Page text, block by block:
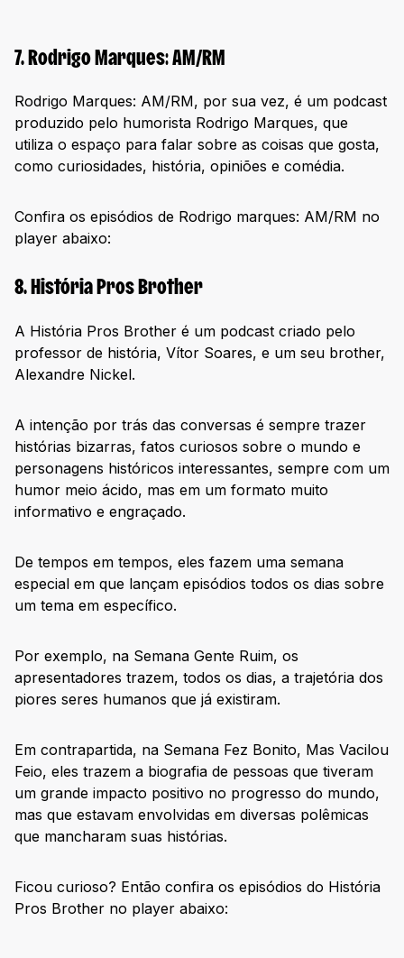
7. Rodrigo Marques: AM/RM
Rodrigo Marques: AM/RM, por sua vez, é um podcast
produzido pelo humorista Rodrigo Marques, que
utiliza o espaço para falar sobre as coisas que gosta,
como curiosidades, história, opiniões e comédia.
Confira os episódios de Rodrigo marques: AM/RM no
player abaixo:
8. História Pros Brother
A História Pros Brother é um podcast criado pelo
professor de história, Vítor Soares, e um seu brother,
Alexandre Nickel.
A intenção por trás das conversas é sempre trazer
histórias bizarras, fatos curiosos sobre o mundo e
personagens históricos interessantes, sempre com um
humor meio ácido, mas em um formato muito
informativo e engraçado.
De tempos em tempos, eles fazem uma semana
especial em que lançam episódios todos os dias sobre
um tema em específico.
Por exemplo, na Semana Gente Ruim, os
apresentadores trazem, todos os dias, a trajetória dos
piores seres humanos que já existiram.
Em contrapartida, na Semana Fez Bonito, Mas Vacilou
Feio, eles trazem a biografia de pessoas que tiveram
um grande impacto positivo no progresso do mundo,
mas que estavam envolvidas em diversas polêmicas
que mancharam suas histórias.
Ficou curioso? Então confira os episódios do História
Pros Brother no player abaixo: